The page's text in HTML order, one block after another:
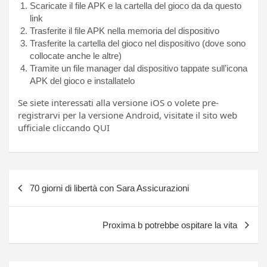
Scaricate il file APK e la cartella del gioco da da questo
link
Trasferite il file APK nella memoria del dispositivo
Trasferite la cartella del gioco nel dispositivo (dove sono
collocate anche le altre)
Tramite un file manager dal dispositivo tappate sull’icona
APK del gioco e installatelo
Se siete interessati alla versione iOS o volete pre-
registrarvi per la versione Android, visitate il sito web
ufficiale cliccando QUI
articoli
70 giorni di libertà con Sara Assicurazioni
Proxima b potrebbe ospitare la vita